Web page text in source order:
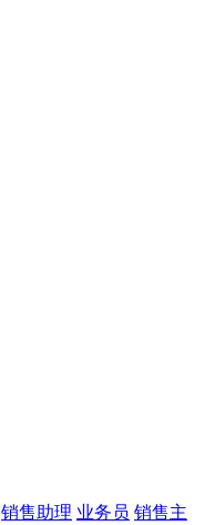
销售助理 业务员 销售主